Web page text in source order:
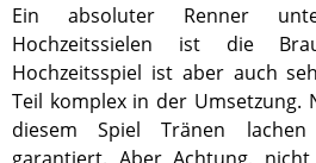
Ein absoluter Renner
Hochzeitssielen ist die
Hochzeitsspiel ist aber auch
Teil komplex in der Umsetzung.
diesem Spiel Tränen
garantiert. Aber Achtung,